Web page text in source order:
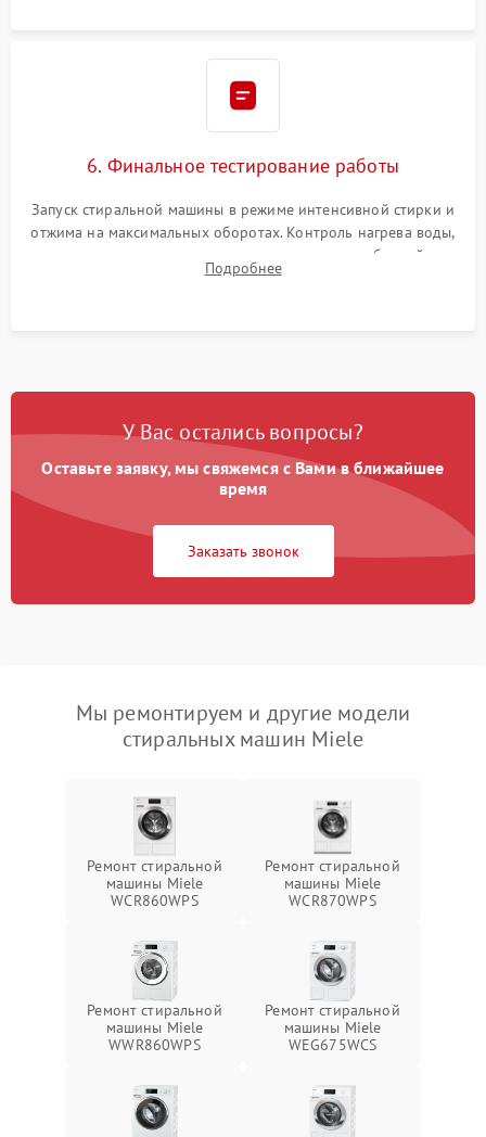
6. Финальное тестирование работы
Запуск стиральной машины в режиме интенсивной стирки и
отжима на максимальных оборотах. Контроль нагрева воды,
корректности слива, отсутствия излишних вибраций,
посторонних стуков и протечек под корпусом.
Подробнее
У Вас остались вопросы?
Оставьте заявку, мы свяжемся с Вами в ближайшее
время
Заказать звонок
Мы ремонтируем и другие модели
стиральных машин Miele
Ремонт стиральной
машины Miele
WCR860WPS
Ремонт стиральной
машины Miele
WCR870WPS
Ремонт стиральной
машины Miele
WWR860WPS
Ремонт стиральной
машины Miele
WEG675WCS